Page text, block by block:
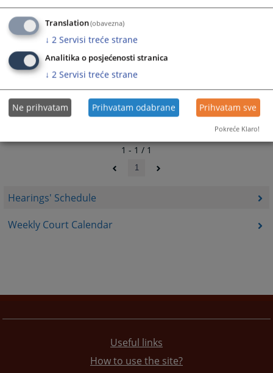
Hearings' Schedule
Weekly Court Calendar
1 - 1 / 1
1
Useful links
How to use the site?
Translation(obavezna)
↓ 2 Servisi treće strane
Analitika o posjećenosti stranica
↓ 2 Servisi treće strane
Ne prihvatam Prihvatam odabrane Prihvatam sve
Pokreće Klaro!